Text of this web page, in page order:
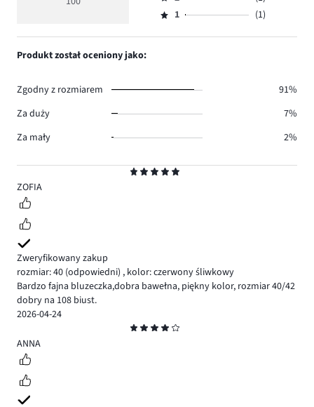
5
ZOFIA
Zweryfikowany zakup
rozmiar: 40 (odpowiedni) , kolor: czerwony śliwkowy
Bardzo fajna bluzeczka,dobra bawełna, piękny kolor, rozmiar 40/42
dobry na 108 biust.
2026-04-24
4
ANNA
92.
głosów
ilość
Ocena
2,
Ocena
1,
1 (1)
Produkt został oceniony jako:
Zgodny z rozmiarem
91%
Za duży
7%
Za mały
2%